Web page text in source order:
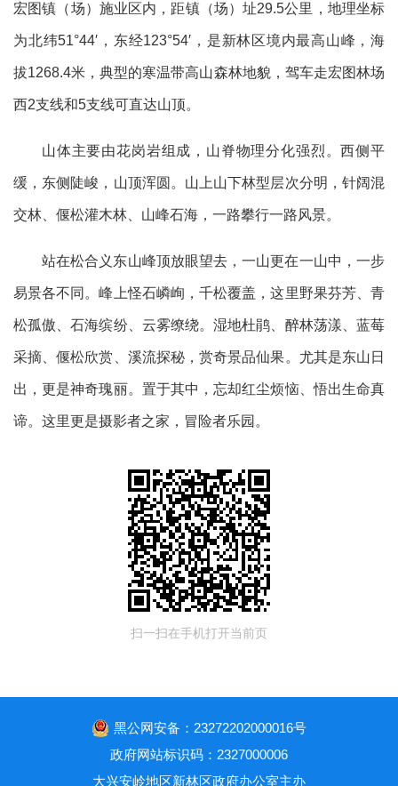
宏图镇（场）施业区内，距镇（场）址29.5公里，地理坐标
为北纬51°44′，东经123°54′，是新林区境内最高山峰，海
拔1268.4米，典型的寒温带高山森林地貌，驾车走宏图林场
西2支线和5支线可直达山顶。
山体主要由花岗岩组成，山脊物理分化强烈。西侧平
缓，东侧陡峻，山顶浑圆。山上山下林型层次分明，针阔混
交林、偃松灌木林、山峰石海，一路攀行一路风景。
站在松合义东山峰顶放眼望去，一山更在一山中，一步
易景各不同。峰上怪石嶙峋，千松覆盖，这里野果芬芳、青
松孤傲、石海缤纷、云雾缭绕。湿地杜鹃、醉林荡漾、蓝莓
采摘、偃松欣赏、溪流探秘，赏奇景品仙果。尤其是东山日
出，更是神奇瑰丽。置于其中，忘却红尘烦恼、悟出生命真
谛。这里更是摄影者之家，冒险者乐园。
扫一扫在手机打开当前页
黑公网安备：23272202000016号
政府网站标识码：2327000006
大兴安岭地区新林区政府办公室主办